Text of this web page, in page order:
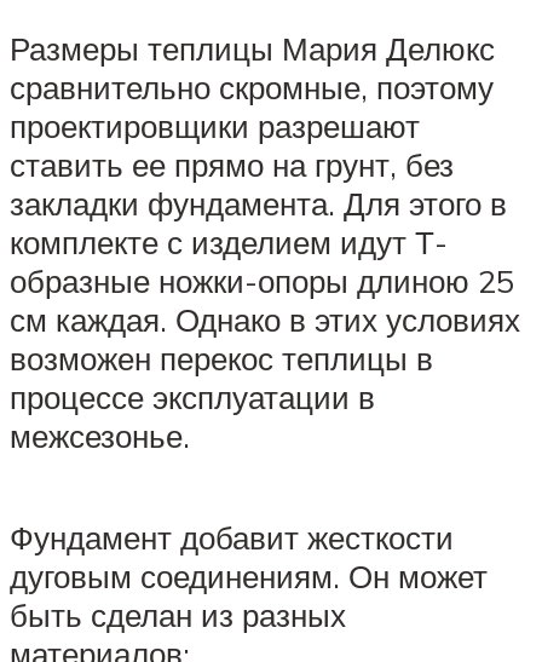
Размеры теплицы Мария Делюкс
сравнительно скромные, поэтому
проектировщики разрешают
ставить ее прямо на грунт, без
закладки фундамента. Для этого в
комплекте с изделием идут Т-
образные ножки-опоры длиною 25
см каждая. Однако в этих условиях
возможен перекос теплицы в
процессе эксплуатации в
межсезонье.
Фундамент добавит жесткости
дуговым соединениям. Он может
быть сделан из разных
материалов: